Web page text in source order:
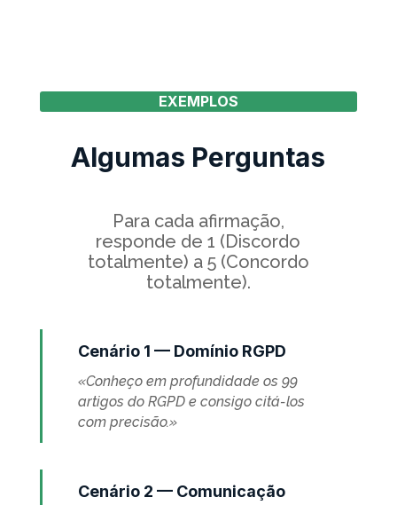
EXEMPLOS
Algumas Perguntas
Para cada afirmação,
responde de 1 (Discordo
totalmente) a 5 (Concordo
totalmente).
Cenário 1 — Domínio RGPD
«Conheço em profundidade os 99
artigos do RGPD e consigo citá-los
com precisão.»
Cenário 2 — Comunicação